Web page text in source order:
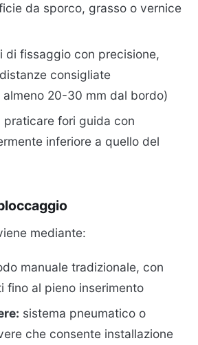
da sporco, grasso o vernice
di fissaggio con precisione,
consigliate
almeno 20-30 mm dal bordo)
praticare fori guida con
inferiore a quello del
mediante:
manuale tradizionale, con
fino al pieno inserimento
sistema pneumatico o
che consente installazione